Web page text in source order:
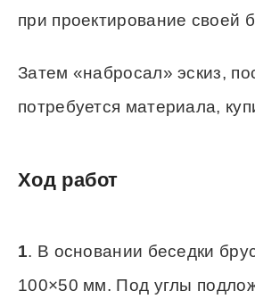
при проектирование своей
Затем «набросал» эскиз,
потребуется материала,
Ход работ
1. B основании беседки
100×50 мм. Под углы